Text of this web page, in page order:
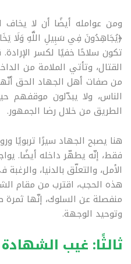
ومن عوامله أيضًا أن لا يخاف
﴿يُجَاهِدُونَ فِي سَبِيلِ اللَّهِ وَلَا
تكون سلاحًا خفيًا لكسر
القتال، وتأتي الملامة من
من صفات أهل الجهاد الحق
الناس، ولا يبدّلون موقفهم
الطريق من خلال رضا الجمهور.
هنا يصبح الجهاد سيرًا تربويًا
فقط، إنّه يطهّر داخله أيضًا.
الأمل، والتعلّق بالدنيا،
هذه الحجب، اقترب من مقام
منفصلة عن السلوك، إنّها
وتوحيد الوجهة.
ثالثًا: غيب الشهادة